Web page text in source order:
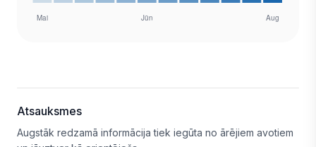
Atsauksmes
Augstāk redzamā informācija tiek iegūta no ārējiem avotiem